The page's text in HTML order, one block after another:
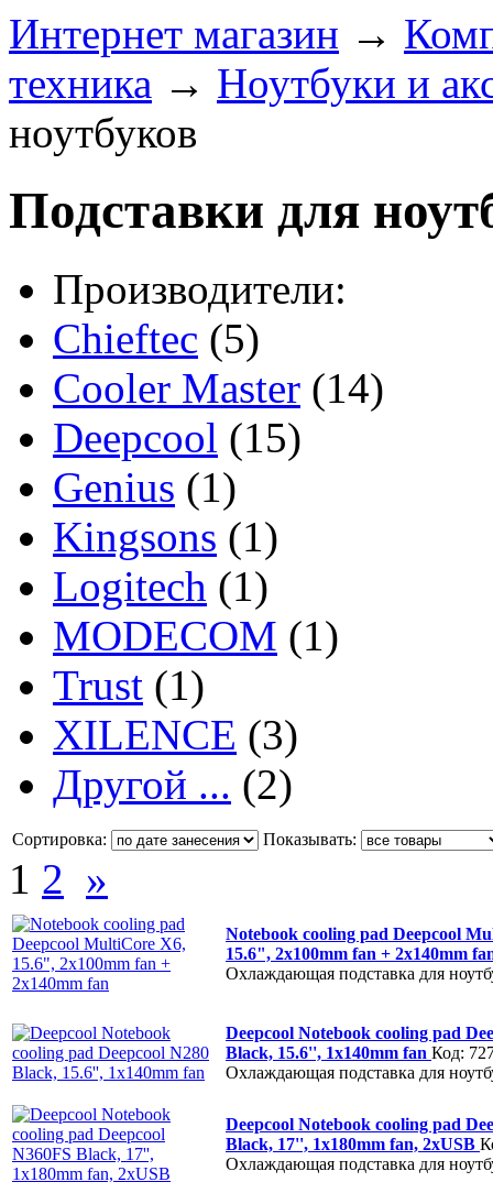
Интернет магазин →
техника → Ноутбуки и
ноутбуков
Подставки для
Производители:
Chieftec (5)
Cooler Master (14)
Deepcool (15)
Genius (1)
Kingsons (1)
Logitech (1)
MODECOM (1)
Trust (1)
XILENCE (3)
Другой ... (2)
Сортировка: Показывать:
1 2 »
Notebook cooling pad Deepcool
15.6", 2x100mm fan + 2x140mm
Охлаждающая подставка для
Deepcool Notebook cooling pad
Black, 15.6'', 1x140mm fan Код:
Охлаждающая подставка для
Deepcool Notebook cooling pad
Black, 17'', 1x180mm fan, 2xUSB
Охлаждающая подставка для